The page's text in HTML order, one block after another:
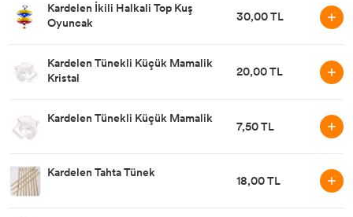
Kardelen İkili Halkali Top Kuş
Oyuncak
30,00 TL
Kardelen Tünekli Küçük Mamalik
Kristal
20,00 TL
Kardelen Tünekli Küçük Mamalik
7,50 TL
Kardelen Tahta Tünek
18,00 TL